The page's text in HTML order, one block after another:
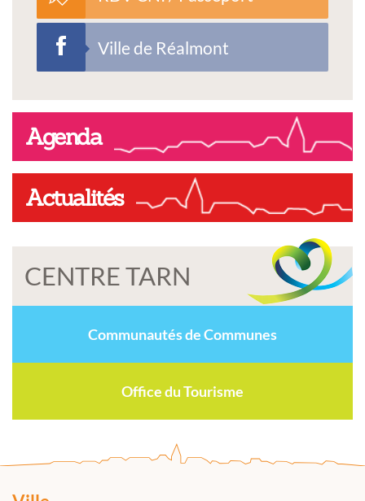
Ville de Réalmont
Agenda
Actualités
CENTRE TARN
Communautés de Communes
Office du Tourisme